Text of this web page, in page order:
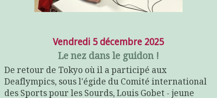
Vendredi 5 décembre 2025
Le nez dans le guidon !
De retour de Tokyo où il a participé aux
Deaflympics, sous l'égide du Comité international
des Sports pour les Sourds, Louis Gobet - jeune